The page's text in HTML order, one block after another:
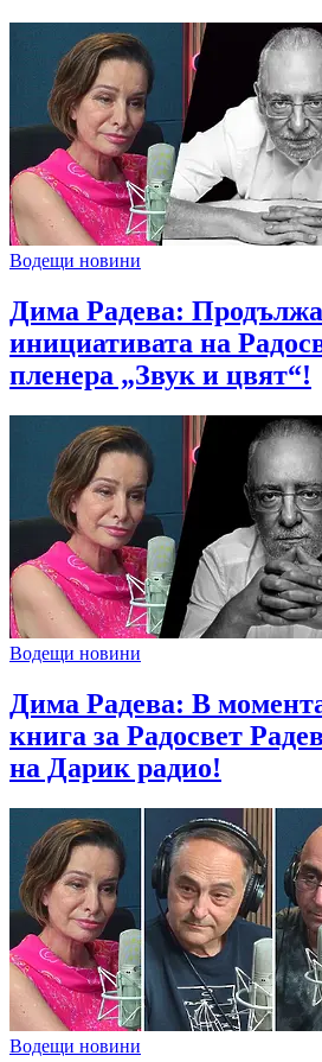
Водещи новини
Дима Радева:
инициативата на
пленера „Звук и цвят“!
Водещи новини
Дима Радева: В
книга за Радосвет
на Дарик радио!
Водещи новини